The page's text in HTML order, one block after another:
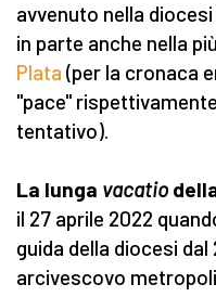
avvenuto nella
in parte anche nella
Plata (per la cronaca
"pace"
tentativo).
La lunga vacatio
il 27 aprile 2022
guida della diocesi
arcivescovo